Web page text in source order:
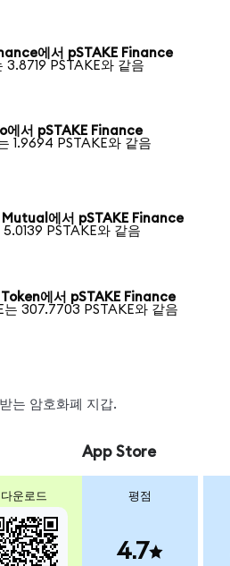
에서 pSTAKE Finance
3.8719 PSTAKE와 같음
에서 pSTAKE Finance
1.9694 PSTAKE와 같음
에서 pSTAKE Finance
5.0139 PSTAKE와 같음
Token에서 pSTAKE Finance
는 307.7703 PSTAKE와 같음
는 암호화폐 지갑.
다운로드
App Store
평점
4.7